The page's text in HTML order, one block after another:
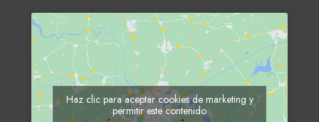
Haz clic para aceptar cookies de marketing y
permitir este contenido